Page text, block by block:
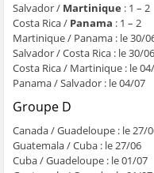
Salvador / Martinique : 1 – 2
Costa Rica / Panama : 1 – 2
Martinique / Panama : le 30/
Salvador / Costa Rica : le 30/06
Costa Rica / Martinique : le
Panama / Salvador : le 04/07
Groupe D
Canada / Guadeloupe : le 27/
Guatemala / Cuba : le 27/06
Cuba / Guadeloupe : le 01/07